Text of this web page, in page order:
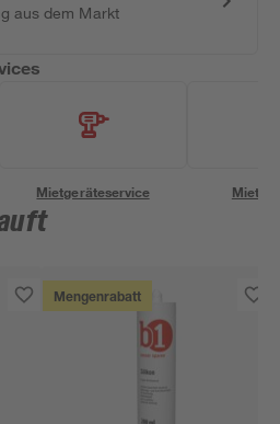
aus dem Markt
Mietgeräteservice
Mengenrabatt